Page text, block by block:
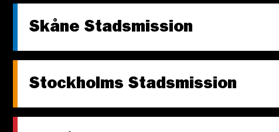
Skåne Stadsmission
Stockholms Stadsmission